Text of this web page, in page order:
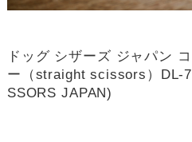
ドッグ シザーズ ジャパン
ー（straight scissors）DL-
SSORS JAPAN)